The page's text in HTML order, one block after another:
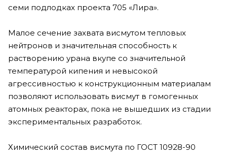
семи подлодках проекта 705 «Лира».
Малое сечение захвата висмутом тепловых
нейтронов и значительная способность к
растворению урана вкупе со значительной
температурой кипения и невысокой
агрессивностью к конструкционным материалам
позволяют использовать висмут в гомогенных
атомных реакторах, пока не вышедших из стадии
экспериментальных разработок.
Химический состав висмута по ГОСТ 10928-90